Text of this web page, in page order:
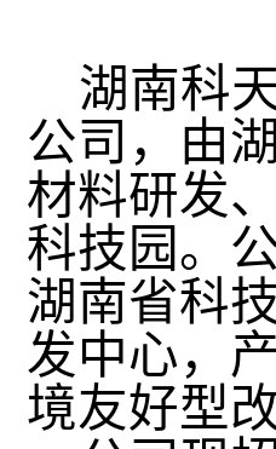
湖南科
公司，由
材料研发
科技园。
湖南省科
发中心，
境友好型